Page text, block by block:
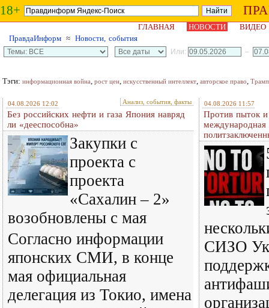
18+
ГЛАВНАЯ НОВОСТИ
ВИДЕО
ПравдаИнформ ≈ Новости, события
Или: –
Тэги: информационная война, рост цен, искусственный интеллект, авторское право, Трамп
04.08.2026 12:02 Анализ, события, факты
Без российских нефти и газа Япония навряд
ли «дееспособна»
Закупки с
проекта с
проекта
«Сахалин – 2»
возобновлены с мая
Согласно информации
японских СМИ, в конце
мая официальная
делегация из Токио, имена
04.08.2026 11:57
Против пыток и
международная
СИЗО